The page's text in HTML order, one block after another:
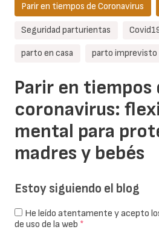
Parir en tiempos
coronavirus:
mental para
madres y bebés
Parir en tiempos de Coronavirus
Seguridad parturientas
parto en casa parto imprevisto
Estoy siguiendo el blog
He leído atentamente y acepto
de uso de la web *